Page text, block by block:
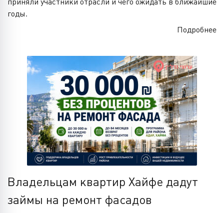
годы.
Подробнее
Владельцам квартир Хайфе дадут
займы на ремонт фасадов